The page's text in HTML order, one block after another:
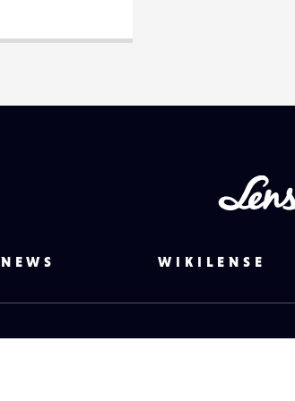
NEWS WIKILENSE